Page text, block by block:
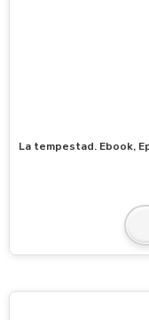
La tempestad. Ebook,